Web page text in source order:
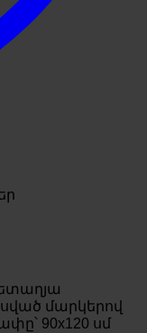
մարկերով
90x120 սմ